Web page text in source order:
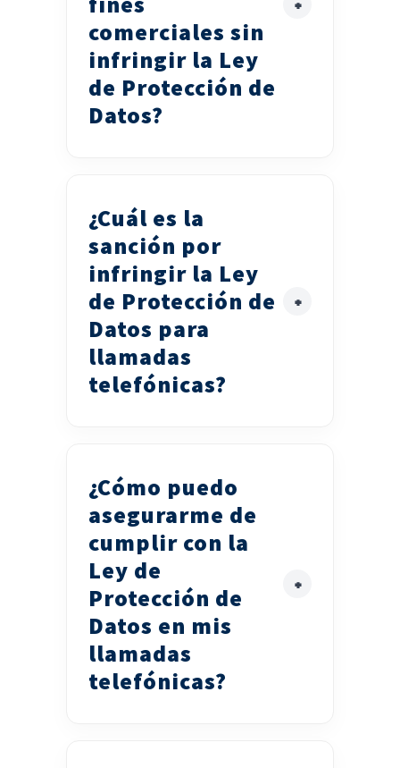
comerciales sin
infringir la Ley
de Protección de
Datos?
¿Cuál es la
sanción por
infringir la Ley
de Protección de
Datos para
llamadas
telefónicas?
¿Cómo puedo
asegurarme de
cumplir con la
Ley de
Protección de
Datos en mis
llamadas
telefónicas?